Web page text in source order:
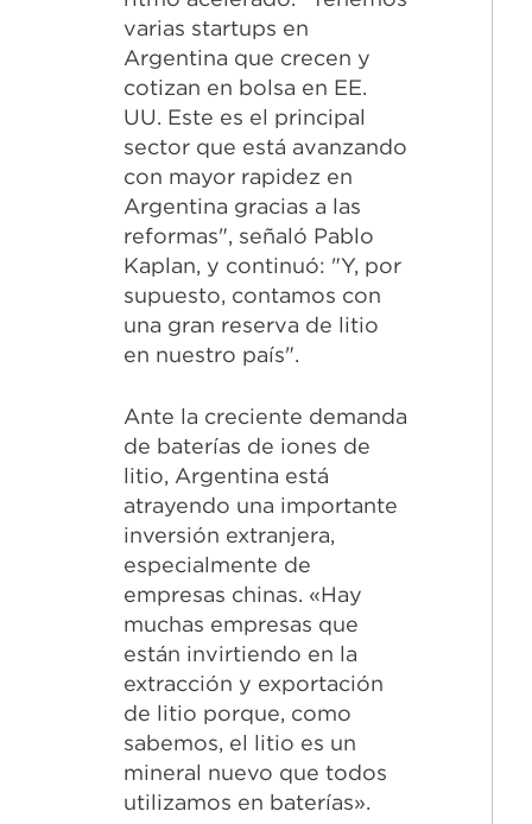
varias startups en
Argentina que crecen y
cotizan en bolsa en EE.
UU. Este es el principal
sector que está avanzando
con mayor rapidez en
Argentina gracias a las
reformas", señaló Pablo
Kaplan, y continuó: "Y, por
supuesto, contamos con
una gran reserva de litio
en nuestro país".
Ante la creciente demanda
de baterías de iones de
litio, Argentina está
atrayendo una importante
inversión extranjera,
especialmente de
empresas chinas. «Hay
muchas empresas que
están invirtiendo en la
extracción y exportación
de litio porque, como
sabemos, el litio es un
mineral nuevo que todos
utilizamos en baterías».